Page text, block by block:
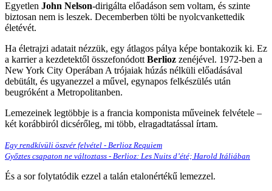
Egyetlen John Nelson-dirigálta előadáson sem voltam, és szinte
biztosan nem is leszek. Decemberben tölti be nyolcvankettedik
életévét.
Ha életrajzi adatait nézzük, egy átlagos pálya képe bontakozik ki. Ez
a karrier a kezdetektől összefonódottBerlioz zenéjével. 1972-ben a
New York City Operában A trójaiak húzás nélküli előadásával
debütált, és ugyanezzel a művel, egynapos felkészülés után
beugróként a Metropolitanben.
Lemezeinek legtöbbje is a francia komponista műveinek felvétele –
két korábbiról dicsérőleg, mi több, elragadtatással írtam.
Egy rendkívüli öszvér felvétel - Berlioz Requiem
Győztes csapaton ne változtass - Berlioz: Les Nuits d’été; Harold Itáliában
És a sor folytatódik ezzel a talán etalonértékű lemezzel.